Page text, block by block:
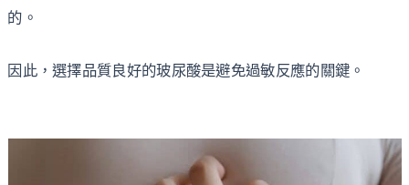
的。
因此，選擇品質良好的玻尿酸是避免過敏反應的關鍵。